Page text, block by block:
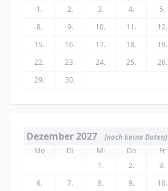
1.
2. 3. 4. 5.
8.
9. 10. 11. 12.
15.
16. 17. 18. 19.
22.
23. 24. 25. 26.
29.
30.
Dezember 2027
(noch keine Daten)
Mo
Di Mi Do Fr
1.
2. 3.
6.
7. 8. 9. 10.